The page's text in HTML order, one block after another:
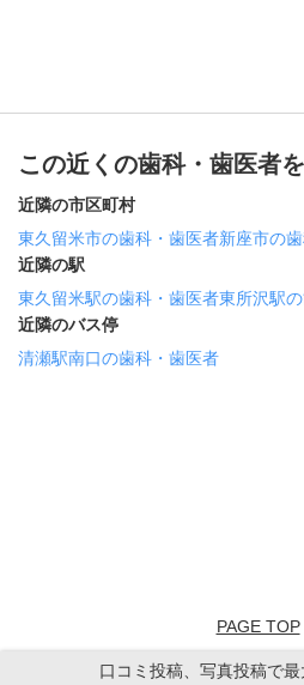
この近くの歯科・歯医者
近隣の市区町村
東久留米市の歯科・歯医者新座市の
近隣の駅
東久留米駅の歯科・歯医者東所沢駅
近隣のバス停
清瀬駅南口の歯科・歯医者
PAGE TOP
口コミ投稿、写真投稿で